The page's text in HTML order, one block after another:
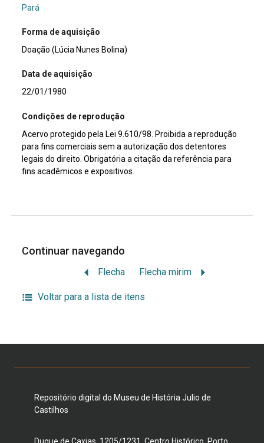
Pará
Forma de aquisição
Doação (Lúcia Nunes Bolina)
Data de aquisição
22/01/1980
Condições de reprodução
Acervo protegido pela Lei 9.610/98. Proibida a reprodução
para fins comerciais sem a autorização dos detentores
legais do direito. Obrigatória a citação da referência para
fins acadêmicos e expositivos.
Continuar navegando
Flecha Flecha mirim
Voltar para a lista de itens
Repositório digital do Museu de História Julio de
Castilhos